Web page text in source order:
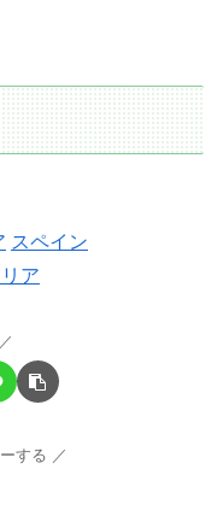
スペイン
ア
する